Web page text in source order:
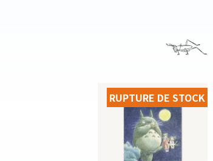
RUPTURE DE STOCK